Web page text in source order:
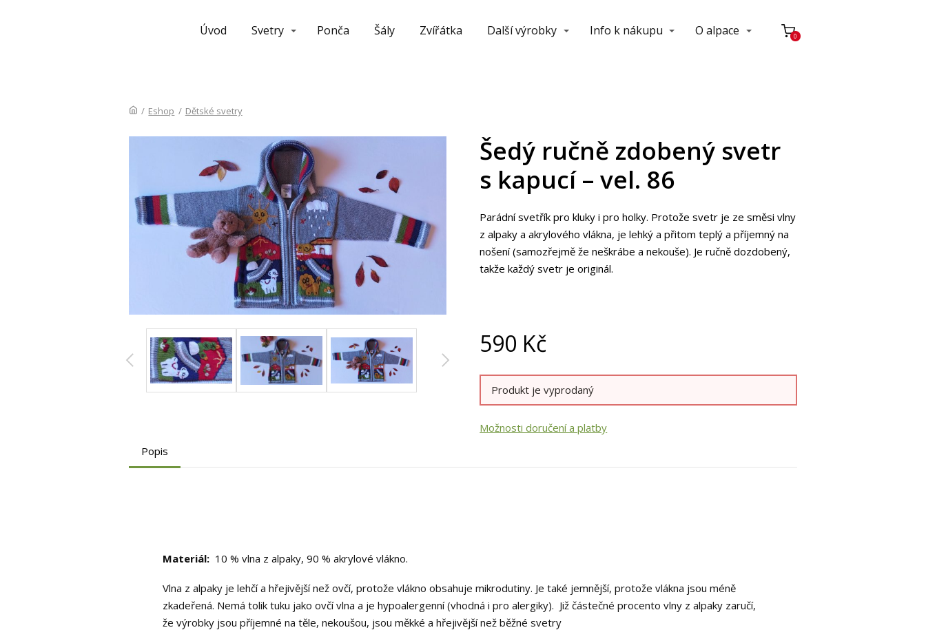
Úvod Svetry Ponča Šály Zvířátka Další výrobky Info k nákupu O alpace 0
/ Eshop / Dětské svetry
Šedý ručně zdobený svetr
s kapucí – vel. 86
Parádní svetřík pro kluky i pro holky. Protože svetr je ze směsi vlny
z alpaky a akrylového vlákna, je lehký a přitom teplý a příjemný na
nošení (samozřejmě že neškrábe a nekouše). Je ručně dozdobený,
takže každý svetr je originál.
590 Kč
Produkt je vyprodaný
Možnosti doručení a platby
Popis
Materiál: 10 % vlna z alpaky, 90 % akrylové vlákno.
Vlna z alpaky je lehčí a hřejivější než ovčí, protože vlákno obsahuje mikrodutiny. Je také jemnější, protože vlákna jsou méně
zkadeřená. Nemá tolik tuku jako ovčí vlna a je hypoalergenní (vhodná i pro alergiky). Již částečné procento vlny z alpaky zaručí,
že výrobky jsou příjemné na těle, nekoušou, jsou měkké a hřejivější než běžné svetry